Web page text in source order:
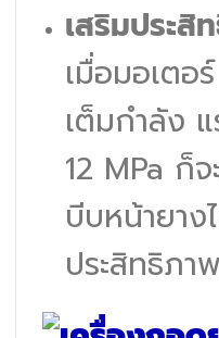
เสริมประสิ
เมื่อมอเตอ
เต็มกำลัง
12 MPa ก็
บีบหน้ายาง
ประสิทธิภา